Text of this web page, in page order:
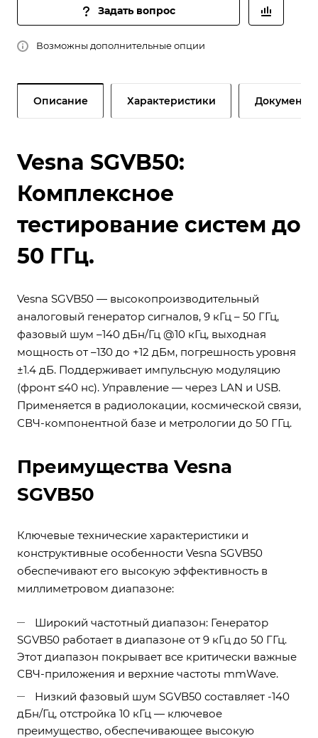
Задать вопрос
Возможны дополнительные опции
Описание Характеристики Документы
Vesna SGVB50:
Комплексное
тестирование систем до
50 ГГц.
Vesna SGVB50 — высокопроизводительный
аналоговый генератор сигналов, 9 кГц – 50 ГГц,
фазовый шум –140 дБн/Гц @10 кГц, выходная
мощность от –130 до +12 дБм, погрешность уровня
±1.4 дБ. Поддерживает импульсную модуляцию
(фронт ≤40 нс). Управление — через LAN и USB.
Применяется в радиолокации, космической связи,
СВЧ-компонентной базе и метрологии до 50 ГГц.
Преимущества Vesna
SGVB50
Ключевые технические характеристики и
конструктивные особенности Vesna SGVB50
обеспечивают его высокую эффективность в
миллиметровом диапазоне:
Широкий частотный диапазон: Генератор
SGVB50 работает в диапазоне от 9 кГц до 50 ГГц.
Этот диапазон покрывает все критически важные
СВЧ-приложения и верхние частоты mmWave.
Низкий фазовый шум SGVB50 составляет -140
дБн/Гц, отстройка 10 кГц — ключевое
преимущество, обеспечивающее высокую